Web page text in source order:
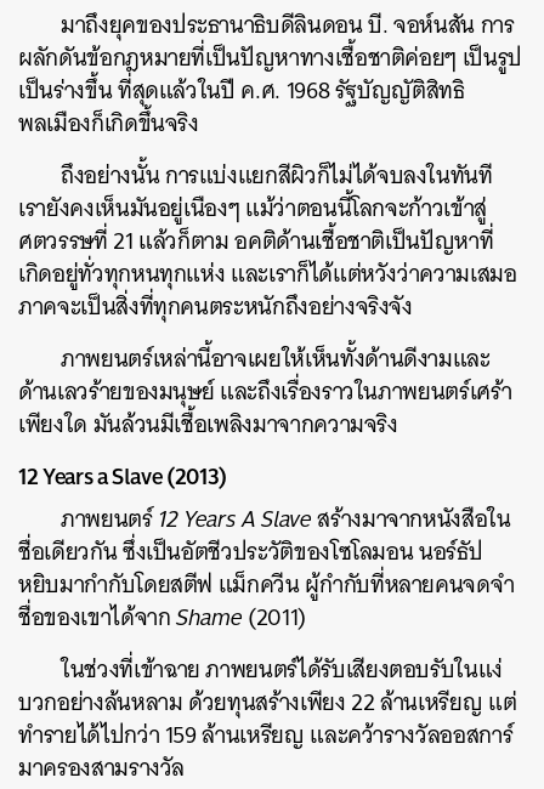
มาถึงยุคของประธานาธิบดีลินดอน บี. จอห์นสัน การ
ผลักดันข้อกฎหมายที่เป็นปัญหาทางเชื้อชาติค่อยๆ เป็นรูป
เป็นร่างขึ้น ที่สุดแล้วในปี ค.ศ. 1968 รัฐบัญญัติสิทธิ
พลเมืองก็เกิดขึ้นจริง
ถึงอย่างนั้น การแบ่งแยกสีผิวก็ไม่ได้จบลงในทันที
เรายังคงเห็นมันอยู่เนืองๆ แม้ว่าตอนนี้โลกจะก้าวเข้าสู่
ศตวรรษที่ 21 แล้วก็ตาม อคติด้านเชื้อชาติเป็นปัญหาที่
เกิดอยู่ทั่วทุกหนทุกแห่ง และเราก็ได้แต่หวังว่าความเสมอ
ภาคจะเป็นสิ่งที่ทุกคนตระหนักถึงอย่างจริงจัง
ภาพยนตร์เหล่านี้อาจเผยให้เห็นทั้งด้านดีงามและ
ด้านเลวร้ายของมนุษย์ และถึงเรื่องราวในภาพยนตร์เศร้า
เพียงใด มันล้วนมีเชื้อเพลิงมาจากความจริง
12 Years a Slave (2013)
ภาพยนตร์12 Years A Slaveสร้างมาจากหนังสือใน
ชื่อเดียวกัน ซึ่งเป็นอัตชีวประวัติของโซโลมอน นอร์ธัป
หยิบมากำกับโดยสตีฟ แม็กควีน ผู้กำกับที่หลายคนจดจำ
ชื่อของเขาได้จากShame(2011)
ในช่วงที่เข้าฉาย ภาพยนตร์ได้รับเสียงตอบรับในแง่
บวกอย่างล้นหลาม ด้วยทุนสร้างเพียง 22 ล้านเหรียญ แต่
ทำรายได้ไปกว่า 159 ล้านเหรียญ และคว้ารางวัลออสการ์
มาครองสามรางวัล